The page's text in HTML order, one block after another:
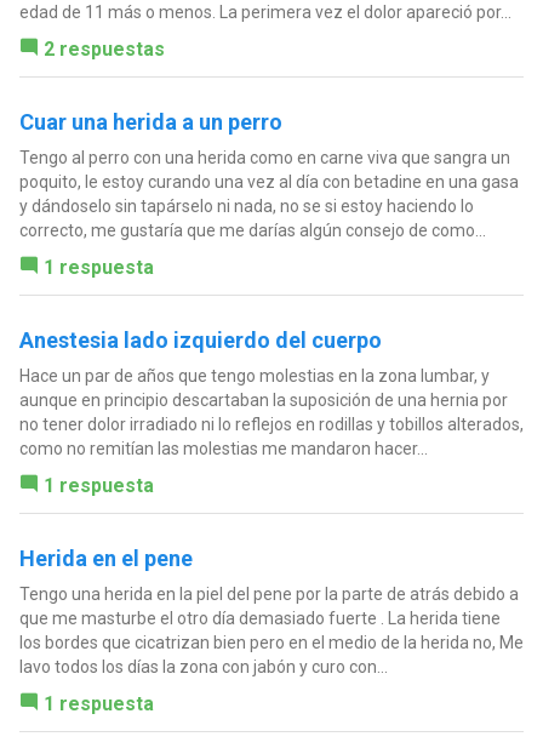
edad de 11 más o menos. La perimera vez el dolor apareció por...
2 respuestas
Cuar una herida a un perro
Tengo al perro con una herida como en carne viva que sangra un
poquito, le estoy curando una vez al día con betadine en una gasa
y dándoselo sin tapárselo ni nada, no se si estoy haciendo lo
correcto, me gustaría que me darías algún consejo de como...
1 respuesta
Anestesia lado izquierdo del cuerpo
Hace un par de años que tengo molestias en la zona lumbar, y
aunque en principio descartaban la suposición de una hernia por
no tener dolor irradiado ni lo reflejos en rodillas y tobillos alterados,
como no remitían las molestias me mandaron hacer...
1 respuesta
Herida en el pene
Tengo una herida en la piel del pene por la parte de atrás debido a
que me masturbe el otro día demasiado fuerte . La herida tiene
los bordes que cicatrizan bien pero en el medio de la herida no, Me
lavo todos los días la zona con jabón y curo con...
1 respuesta